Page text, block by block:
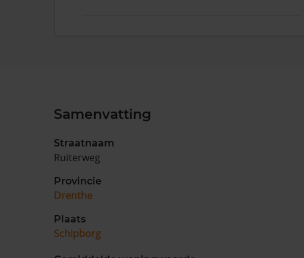
Samenvatting
Straatnaam
Ruiterweg
Provincie
Drenthe
Plaats
Schipborg